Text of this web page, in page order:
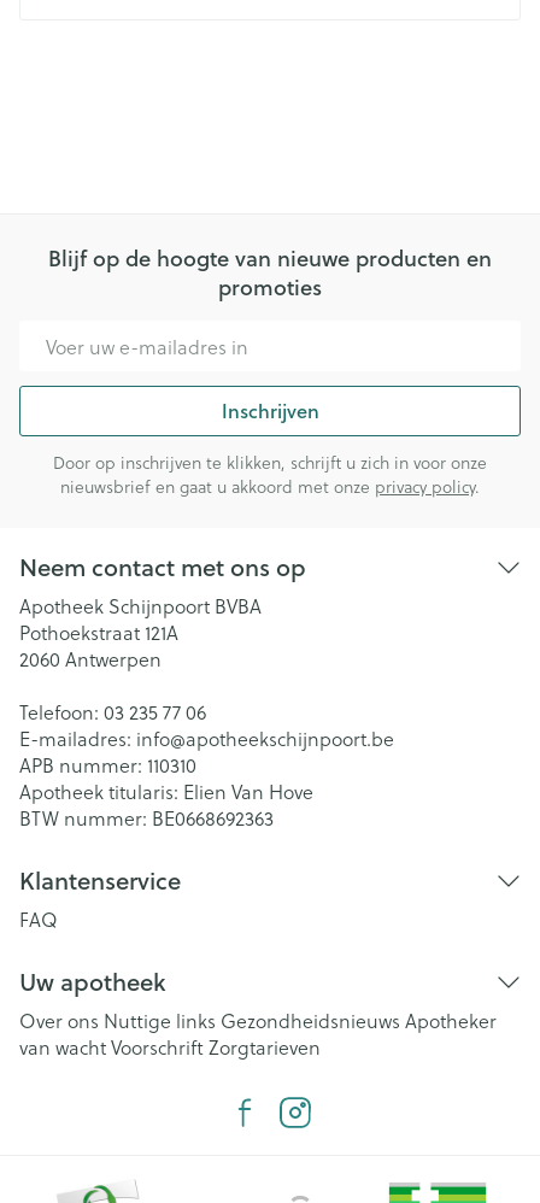
Blijf op de hoogte van nieuwe producten en
promoties
Inschrijven
Door op inschrijven te klikken, schrijft u zich in voor onze
nieuwsbrief en gaat u akkoord met onze privacy policy.
Neem contact met ons op
Apotheek Schijnpoort BVBA
Pothoekstraat 121A
2060 Antwerpen
Telefoon: 03 235 77 06
E-mailadres: info@apotheekschijnpoort.be
APB nummer: 110310
Apotheek titularis: Elien Van Hove
BTW nummer: BE0668692363
Klantenservice
FAQ
Uw apotheek
Over ons Nuttige links Gezondheidsnieuws Apotheker
van wachtVoorschriftZorgtarieven